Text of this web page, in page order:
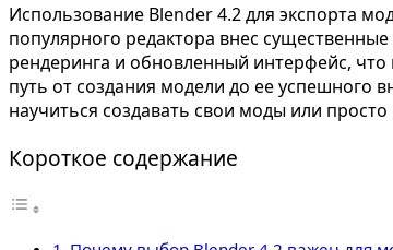
Использование Blender 4.2 для экспорта
популярного редактора внес
рендеринга и обновленный интерфейс, что
путь от создания модели до ее успешного
научиться создавать свои моды или
Короткое содержание